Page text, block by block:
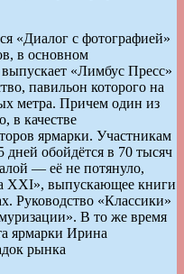
«Диалог с фотографией»
в основном
«Лимбус Пресс»
павильон которого на
метра. Причем один из
в качестве
ярмарки. Участникам
обойдётся в 70 тысяч
— её не потянуло,
XXI», выпускающее книги
Руководство «Классики»
В то же время
ярмарки Ирина
рынка